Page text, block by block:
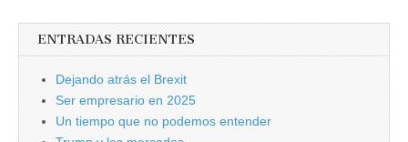
ENTRADAS RECIENTES
Dejando atrás el Brexit
Ser empresario en 2025
Un tiempo que no podemos entender